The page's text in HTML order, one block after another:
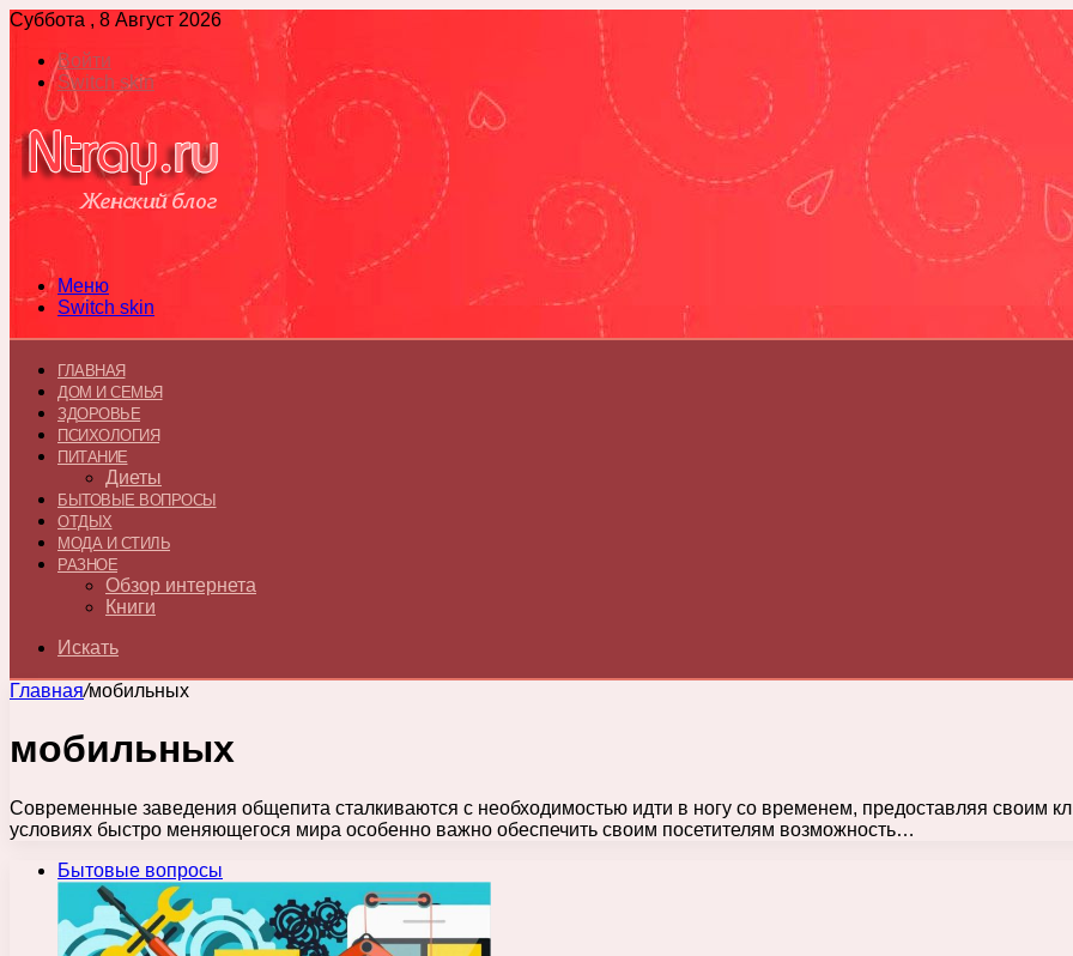
Суббота , 8 Август 2026
Войти
Switch skin
Меню
Switch skin
ГЛАВНАЯ
ДОМ И СЕМЬЯ
ЗДОРОВЬЕ
ПСИХОЛОГИЯ
ПИТАНИЕ
Диеты
БЫТОВЫЕ ВОПРОСЫ
ОТДЫХ
МОДА И СТИЛЬ
РАЗНОЕ
Обзор интернета
Книги
Искать
Главная/мобильных
мобильных
Современные заведения общепита сталкиваются с необходимостью идти в ногу со временем, предоставляя своим
условиях быстро меняющегося мира особенно важно обеспечить своим посетителям возможность…
Бытовые вопросы